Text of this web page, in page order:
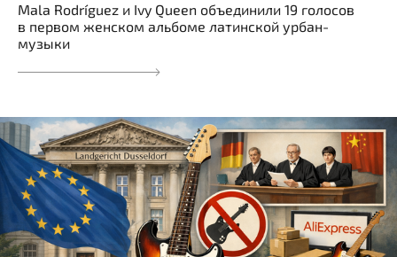
Mala Rodríguez и Ivy Queen объединили 19 голосов
в первом женском альбоме латинской урбан-
музыки